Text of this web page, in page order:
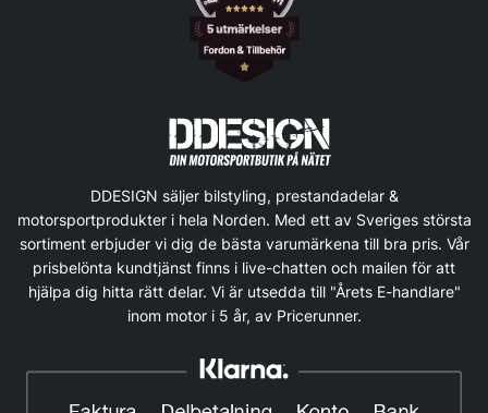
DDESIGN säljer bilstyling, prestandadelar &
motorsportprodukter i hela Norden. Med ett av Sveriges största
sortiment erbjuder vi dig de bästa varumärkena till bra pris. Vår
prisbelönta kundtjänst finns i live-chatten och mailen för att
hjälpa dig hitta rätt delar. Vi är utsedda till "Årets E-handlare"
inom motor i 5 år, av Pricerunner.